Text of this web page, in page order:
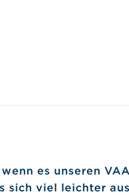
es unseren
sich viel leichter